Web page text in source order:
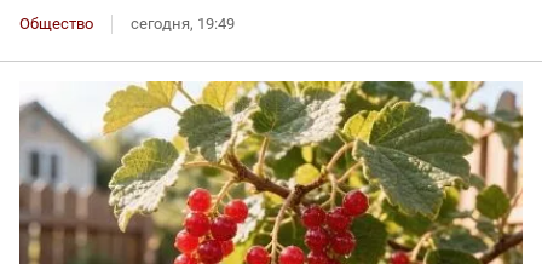
Общество сегодня, 19:49